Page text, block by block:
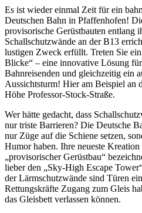
Es ist wieder einmal Zeit für ein
Deutschen Bahn in Pfaffenhofen!
provisorische Gerüstbauten entlang
Schallschutzwände an der B13
lustigen Zweck erfüllt. Treten Sie
Blicke“ – eine innovative Lösung
Bahnreisenden und gleichzeitig ein
Aussichtsturm! Hier am Beispiel an
Höhe Professor-Stock-Straße.
Wer hätte gedacht, dass
nur triste Barrieren? Die Deutsche
nur Züge auf die Schiene setzen,
Humor haben. Ihre neueste
„provisorischer Gerüstbau“
lieber den „Sky-High Escape
der Lärmschutzwände sind Türen
Rettungskräfte Zugang zum Gleis
das Gleisbett verlassen können.